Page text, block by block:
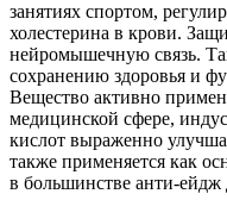
занятиях спортом,
холестерина в крови.
нейромышечную связь.
сохранению здоровья и
Вещество активно
медицинской сфере,
кислот выраженно
также применяется как
в большинстве анти-ейдж